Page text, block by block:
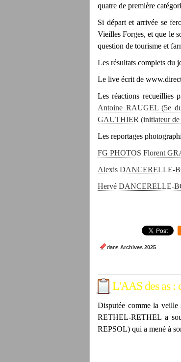
quatre de première
Si départ et arrivée se
Vieilles Forges, et que le
question de tourisme et
Les résultats complets du
Le live écrit de
Les réactions recueillies
Antoine RAUGEL (5e
GAUTHIER (initiateur de
Les reportages
FG PHOTOS Florent
Alexis DANCERELLE-
Hervé DANCERELLE-
dans Archives 2025
L'AAS des as :
Disputée comme la veille
RETHEL-RETHEL a
REPSOL) qui a mené à